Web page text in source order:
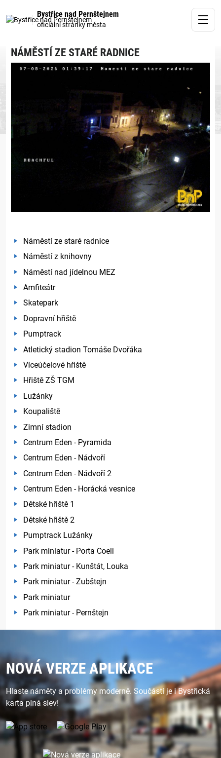
Bystřice nad Pernštejnem
oficiální stránky města
NÁMĚSTÍ ZE STARÉ RADNICE
Náměstí ze staré radnice
Náměstí z knihovny
Náměstí nad jídelnou MEZ
Amfiteátr
Skatepark
Dopravní hřiště
Pumptrack
Atletický stadion Tomáše Dvořáka
Víceúčelové hřiště
Hřiště ZŠ TGM
Lužánky
Koupaliště
Zimní stadion
Centrum Eden - Pyramida
Centrum Eden - Nádvoří
Centrum Eden - Nádvoří 2
Centrum Eden - Horácká vesnice
Dětské hřiště 1
Dětské hřiště 2
Pumptrack Lužánky
Park miniatur - Porta Coeli
Park miniatur - Kunštát, Louka
Park miniatur - Zubštejn
Park miniatur
Park miniatur - Pernštejn
NOVÁ VERZE APLIKACE
Hlaste náměty a problémy moderně. Součástí je i Bystřická
karta plná slev!